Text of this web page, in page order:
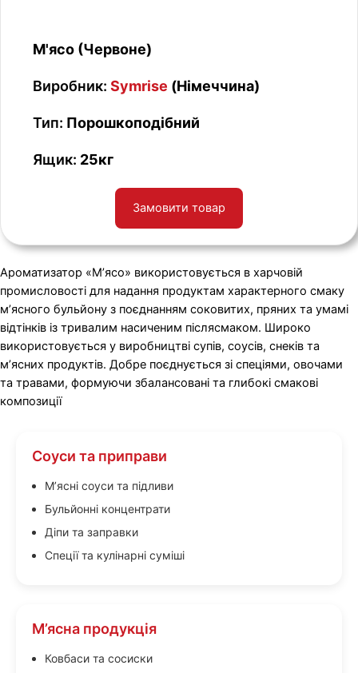
М'ясо (Червоне)
Виробник: Symrise (Німеччина)
Тип: Порошкоподібний
Ящик: 25кг
Замовити товар
Ароматизатор «М’ясо» використовується в харчовій
промисловості для надання продуктам характерного смаку
м’ясного бульйону з поєднанням соковитих, пряних та умамі
відтінків із тривалим насиченим післясмаком. Широко
використовується у виробництві супів, соусів, снеків та
м’ясних продуктів. Добре поєднується зі спеціями, овочами
та травами, формуючи збалансовані та глибокі смакові
композиції
Соуси та приправи
М’ясні соуси та підливи
Бульйонні концентрати
Діпи та заправки
Спеції та кулінарні суміші
М’ясна продукція
Ковбаси та сосиски